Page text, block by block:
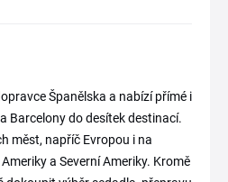
Španělska a nabízí přímé i
Barcelony do desítek destinací.
měst, napříč Evropou i na
a Severní Ameriky. Kromě